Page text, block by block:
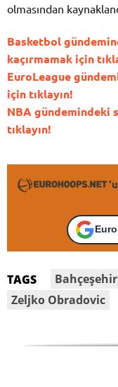
olmasından
Basketbol
kaçırmamak için
EuroLeague
için tıklayın!
NBA gündemindeki
tıklayın!
TAGS
Zeljko Obradovic